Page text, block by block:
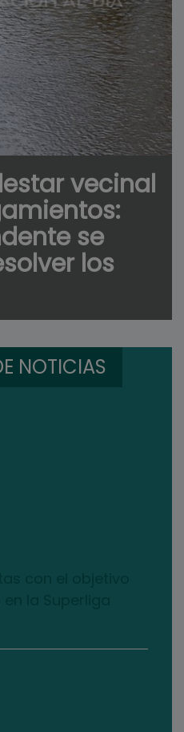
vecinal
se
los
NOTICIAS